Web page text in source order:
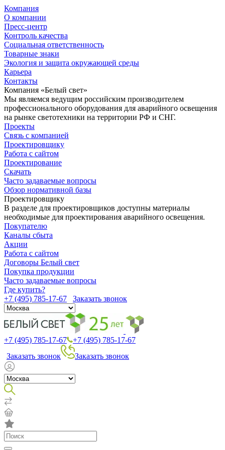
Компания
О компании
Пресс-центр
Контроль качества
Социальная ответственность
Товарные знаки
Экология и защита окружающей среды
Карьера
Контакты
Компания «Белый свет»
Мы являемся ведущим российским производителем
профессионального оборудования для аварийного освещения
на рынке светотехники на территории РФ и СНГ.
Проекты
Связь с компанией
Проектировщику
Работа с сайтом
Проектирование
Скачать
Часто задаваемые вопросы
Обзор нормативной базы
Проектировщику
В разделе для проектировщиков доступны материалы
необходимые для проектирования аварийного освещения.
Покупателю
Каналы сбыта
Акции
Работа с сайтом
Договоры Белый свет
Покупка продукции
Часто задаваемые вопросы
Где купить?
+7 (495) 785-17-67
Заказать звонок
+7 (495) 785-17-67
+7 (495) 785-17-67
Заказать звонок
Заказать звонок